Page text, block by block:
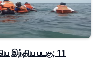
இந்திய படகு; 11